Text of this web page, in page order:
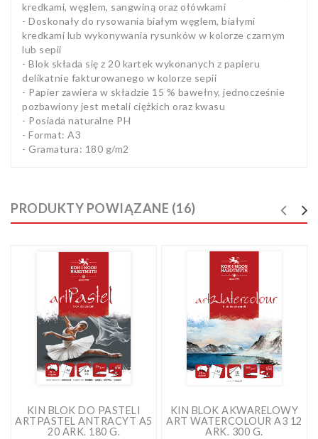
kredkami, węglem, sangwiną oraz ołówkami
- Doskonały do rysowania białym węglem, białymi
kredkami lub wykonywania rysunków w kolorze czarnym
lub sepii
- Blok składa się z 20 kartek wykonanych z papieru
delikatnie fakturowanego w kolorze sepii
- Papier zawiera w składzie 15 % bawełny, jednocześnie
pozbawiony jest metali ciężkich oraz kwasu
- Posiada naturalne PH
- Format: A3
- Gramatura: 180 g/m2
PRODUKTY POWIĄZANE (16)
KIN BLOK DO PASTELI
ARTPASTEL ANTRACYT A5
20 ARK. 180 G.
KIN BLOK AKWARELOWY
ART WATERCOLOUR A3 12
ARK. 300 G.